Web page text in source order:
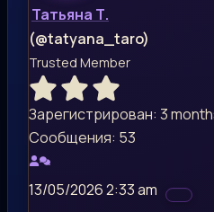
Татьяна Т.
(@tatyana_taro)
Trusted Member
Зарегистрирован: 3
Сообщения: 53
13/05/2026 2:33 am